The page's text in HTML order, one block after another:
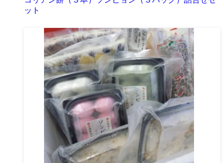
ット